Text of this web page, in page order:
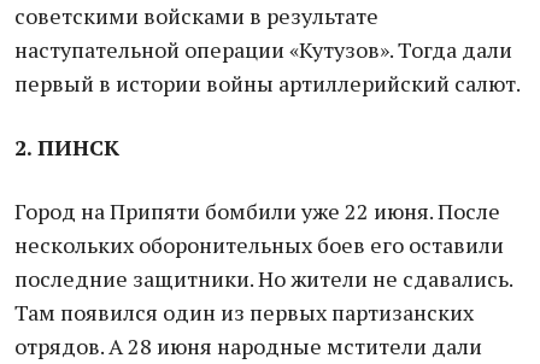
советскими войсками в результате
наступательной операции «Кутузов». Тогда дали
первый в истории войны артиллерийский салют.
2. ПИНСК
Город на Припяти бомбили уже 22 июня. После
нескольких оборонительных боев его оставили
последние защитники. Но жители не сдавались.
Там появился один из первых партизанских
отрядов. А 28 июня народные мстители дали